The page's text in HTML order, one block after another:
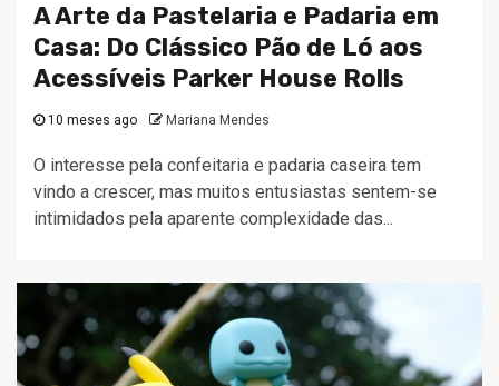
A Arte da Pastelaria e Padaria em
Casa: Do Clássico Pão de Ló aos
Acessíveis Parker House Rolls
10 meses ago Mariana Mendes
O interesse pela confeitaria e padaria caseira tem
vindo a crescer, mas muitos entusiastas sentem-se
intimidados pela aparente complexidade das...